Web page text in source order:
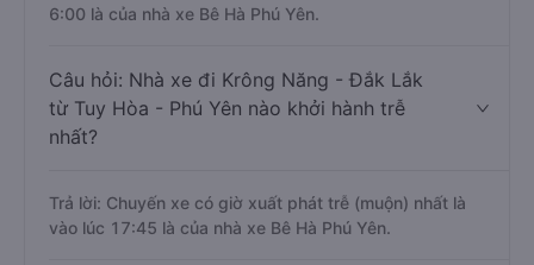
6:00 là của nhà xe Bê Hà Phú Yên.
Câu hỏi: Nhà xe đi Krông Năng - Đắk Lắk
từ Tuy Hòa - Phú Yên nào khởi hành trễ
nhất?
Trả lời: Chuyến xe có giờ xuất phát trễ (muộn) nhất là
vào lúc 17:45 là của nhà xe Bê Hà Phú Yên.